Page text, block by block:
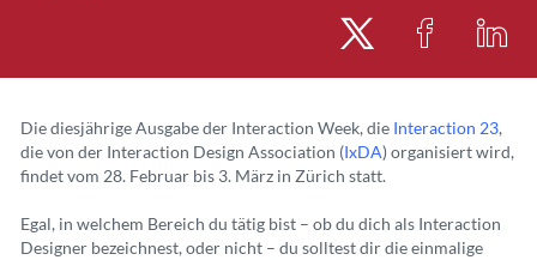
Die diesjährige Ausgabe der Interaction Week, die Interaction 23,
die von der Interaction Design Association (IxDA) organisiert wird,
findet vom 28. Februar bis 3. März in Zürich statt.
Egal, in welchem Bereich du tätig bist – ob du dich als Interaction
Designer bezeichnest, oder nicht – du solltest dir die einmalige